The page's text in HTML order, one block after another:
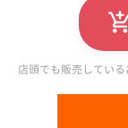
店頭でも販売してい